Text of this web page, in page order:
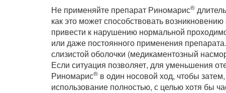
Не применяйте препарат Риномарис®
как это может способствовать
привести к нарушению нормальной
или даже постоянного применения
слизистой оболочки (медикаментозный
Если ситуация позволяет, для уменьшения
Риномарис® в один носовой ход, чтобы
использование полностью, с целью хотя бы